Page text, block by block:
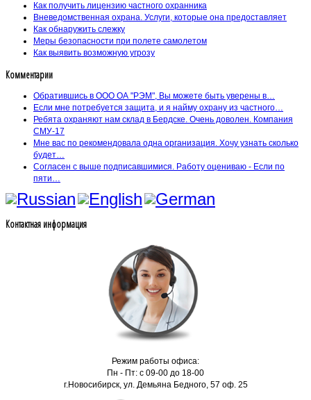
Как получить лицензию частного охранника
Вневедомственная охрана. Услуги, которые она предоставляет
Как обнаружить слежку
Меры безопасности при полете самолетом
Как выявить возможную угрозу
Комментарии
Обратившись в ООО ОА "РЭМ", Вы можете быть уверены в…
Если мне потребуется защита, и я найму охрану из частного…
Ребята охраняют нам склад в Бердске. Очень доволен. Компания
СМУ-17
Мне вас по рекомендовала одна организация. Хочу узнать сколько
будет…
Согласен с выше подписавшимися. Работу оцениваю - Если по
пяти…
Контактная информация
Режим работы офиса:
Пн - Пт: с 09-00 до 18-00
г.Новосибирск, ул. Демьяна Бедного, 57 оф. 25